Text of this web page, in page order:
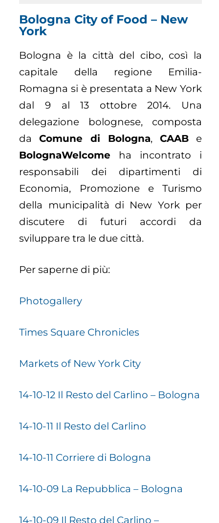
Bologna City of Food – New
York
Bologna è la città del cibo, così la
capitale della regione Emilia-
Romagna si è presentata a New York
dal 9 al 13 ottobre 2014. Una
delegazione bolognese, composta
daComune di Bologna,CAAB e
BolognaWelcome ha incontrato i
responsabili dei dipartimenti di
Economia, Promozione e Turismo
della municipalità di New York per
discutere di futuri accordi da
sviluppare tra le due città.
Per saperne di più:
Photogallery
Times Square Chronicles
Markets of New York City
14-10-12 Il Resto del Carlino – Bologna
14-10-11 Il Resto del Carlino
14-10-11 Corriere di Bologna
14-10-09 La Repubblica – Bologna
14-10-09 Il Resto del Carlino –